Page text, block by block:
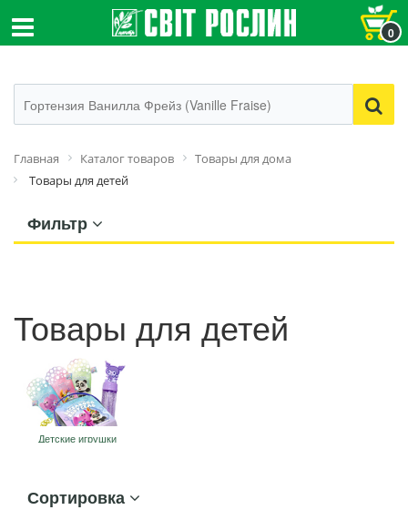
0
Главная Каталог товаров
Товары для дома
Товары для детей
Фильтр
Товары для детей
Детские игрушки
Сортировка